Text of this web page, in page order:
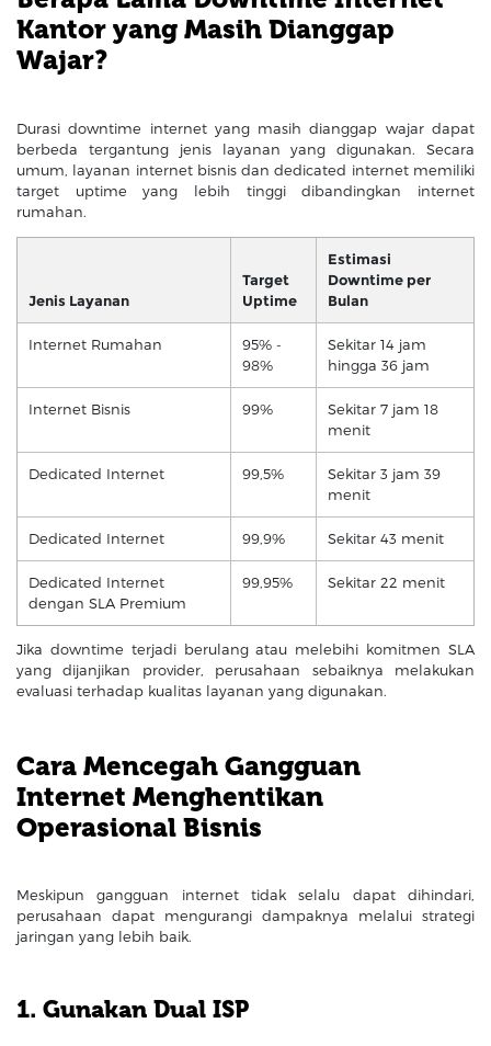
Kantor yang Masih Dianggap
Wajar?
Durasi downtime internet yang masih dianggap wajar dapat
berbeda tergantung jenis layanan yang digunakan. Secara
umum, layanan internet bisnis dan dedicated internet memiliki
target uptime yang lebih tinggi dibandingkan internet
rumahan.
Jenis Layanan
Target
Uptime
Estimasi
Downtime per
Bulan
Internet Rumahan
95% -
98%
Sekitar 14 jam
hingga 36 jam
Internet Bisnis 99%
Sekitar 7 jam 18
menit
Dedicated Internet 99,5%
Sekitar 3 jam 39
menit
Dedicated Internet 99,9% Sekitar 43 menit
Dedicated Internet
dengan SLA Premium
99,95% Sekitar 22 menit
Jika downtime terjadi berulang atau melebihi komitmen SLA
yang dijanjikan provider, perusahaan sebaiknya melakukan
evaluasi terhadap kualitas layanan yang digunakan.
Cara Mencegah Gangguan
Internet Menghentikan
Operasional Bisnis
Meskipun gangguan internet tidak selalu dapat dihindari,
perusahaan dapat mengurangi dampaknya melalui strategi
jaringan yang lebih baik.
1. Gunakan Dual ISP